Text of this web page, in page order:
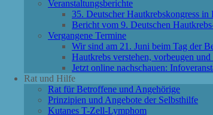
Veranstaltungsberichte
35. Deutscher Hautkrebskongress
Bericht vom 9. Deutschen
Vergangene Termine
Wir sind am 21. Juni beim Tag der
Hautkrebs verstehen, vorbeugen
Jetzt online nachschauen:
Rat und Hilfe
Rat für Betroffene und Angehörige
Prinzipien und Angebote der Selbsthilfe
Kutanes T-Zell-Lymphom